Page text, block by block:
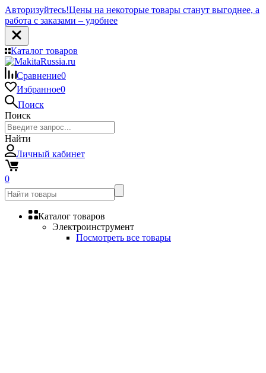
Авторизуйтесь!Цены на некоторые товары станут выгоднее, а
работа с заказами – удобнее
Каталог товаров
Сравнение0
Избранное0
Поиск
Поиск
Найти
Личный кабинет
0
Каталог товаров
Электроинструмент
Посмотреть все товары